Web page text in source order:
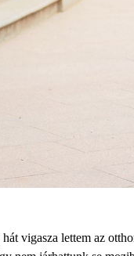
vigasza lettem az